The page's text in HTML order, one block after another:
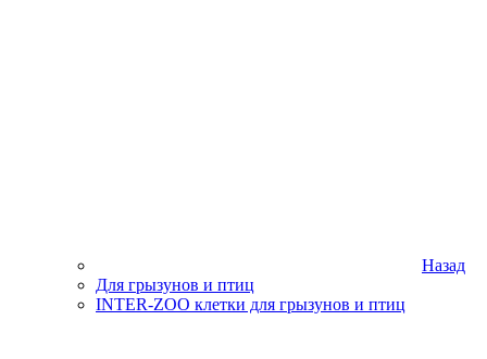
Назад
Для грызунов и птиц
INTER-ZOO клетки для грызунов и птиц